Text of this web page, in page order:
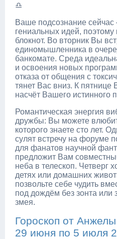
♎
Ваше подсознание
гениальных идей, поэтому
блокнот. Во вторник Вы
единомышленника в
банкомате. Среда
и освоения новых
отказа от общения с
тянет Вас вниз. К пятнице
насчёт Вашего истинного
Романтическая энергия
дружбы: Вы можете
которого знаете сто лет.
сулят встречу на форуме
для фанатов научной
предложит Вам
неба в телескоп. Четверг
детях или домашних
позвольте себе чудить
под дождём без зонта или
змея.
Гороскоп от
29 июня по 5 июля